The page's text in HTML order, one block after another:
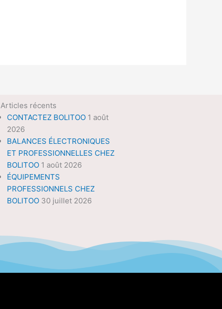
récents
CONTACTEZ BOLITOO 1 août
2026
BALANCES ÉLECTRONIQUES
ET PROFESSIONNELLES CHEZ
BOLITOO 1 août 2026
ÉQUIPEMENTS
PROFESSIONNELS CHEZ
BOLITOO 30 juillet 2026